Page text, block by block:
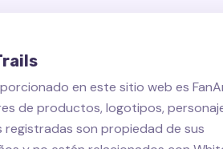
en este sitio web es
de productos, logotipos,
registradas son propiedad de sus